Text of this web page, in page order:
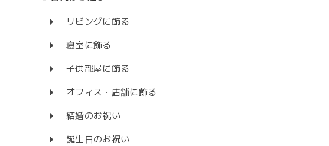
リビングに飾る
寝室に飾る
子供部屋に飾る
オフィス・店舗に飾る
結婚のお祝い
誕生日のお祝い